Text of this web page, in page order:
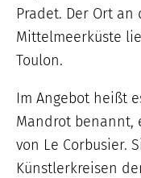
Pradet. Der Ort
Mittelmeerküste
Toulon.
Im Angebot heißt
Mandrot benannt,
von Le Corbusier.
Künstlerkreisen